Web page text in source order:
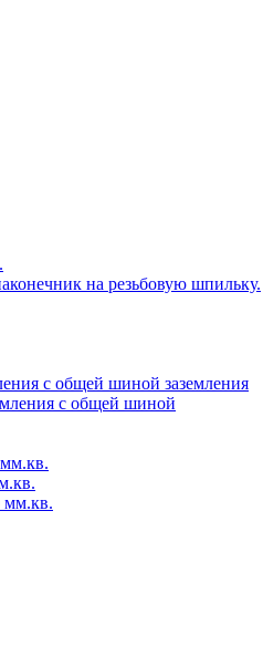
на резьбовую шпильку.
с общей шиной заземления
с общей шиной
мм.кв.